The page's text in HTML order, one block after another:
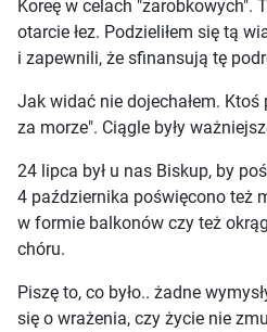
Koreę w celach "zarobkowych".
otarcie łez. Podzieliłem się tą
i zapewnili, że sfinansują tę
Jak widać nie dojechałem. Ktoś
za morze". Ciągle były
24 lipca był u nas Biskup, by
4 października poświęcono też
w formie balkonów czy też
chóru.
Piszę to, co było.. żadne
się o wrażenia, czy życie nie